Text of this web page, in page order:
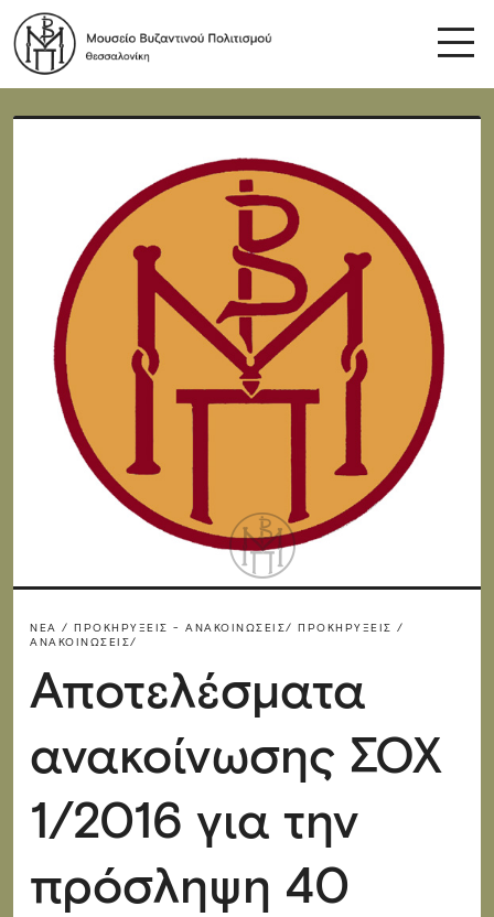
ΝΈΑ / ΠΡΟΚΗΡΎΞΕΙΣ - ΑΝΑΚΟΙΝΏΣΕΙΣ/ ΠΡΟΚΗΡΎΞΕΙΣ /
ΑΝΑΚΟΙΝΏΣΕΙΣ/
Αποτελέσματα
ανακοίνωσης ΣΟΧ
1/2016 για την
πρόσληψη 40